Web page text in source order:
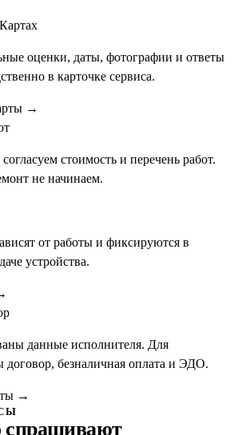
оценки, даты, фотографии и ответы
в карточке сервиса.
→
стоимость и перечень работ.
не начинаем.
от работы и фиксируются в
устройства.
данные исполнителя. Для
безналичная оплата и ЭДО.
→
спрашивают